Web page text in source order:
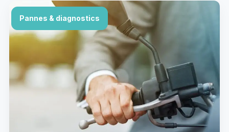
Pannes & diagnostics